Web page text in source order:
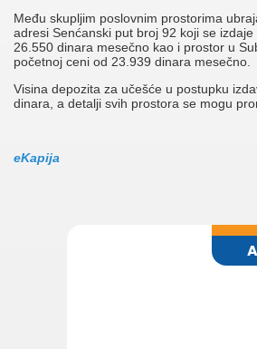
Među skupljim poslovnim prostorima
adresi Senćanski put broj 92 koji se
26.550 dinara mesečno kao i prostor u
početnoj ceni od 23.939 dinara mesečno.
Visina depozita za učešće u postupku
dinara, a detalji svih prostora se mogu
eKapija